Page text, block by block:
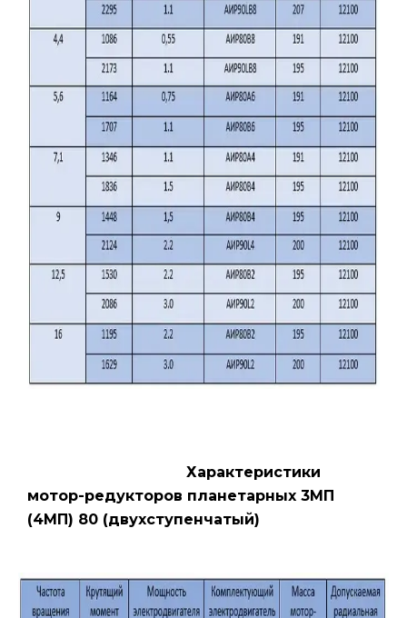
Характеристики
мотор-редукторов планетарных 3МП
(4МП) 80 (двухступенчатый)